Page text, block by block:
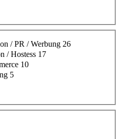
/ PR / Werbung 26
/ Hostess 17
10
5